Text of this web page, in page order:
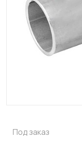
Под заказ